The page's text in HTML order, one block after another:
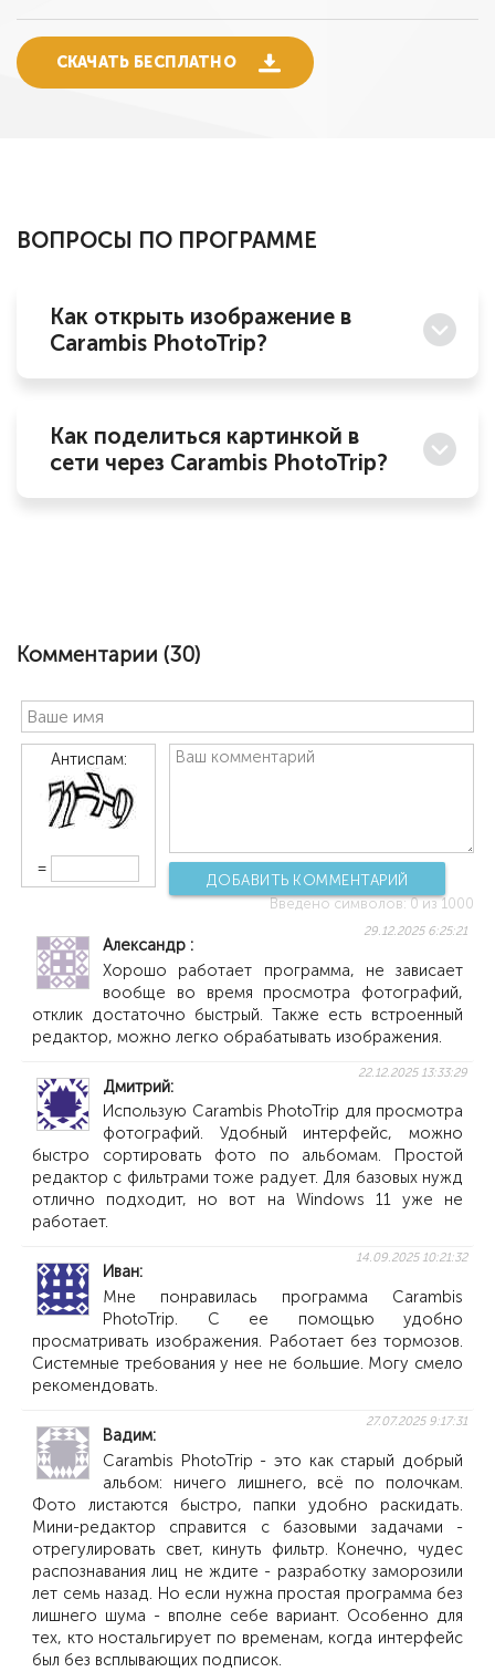
СКАЧАТЬ БЕСПЛАТНО
ВОПРОСЫ ПО ПРОГРАММЕ
Как открыть изображение в
Carambis PhotoTrip?
Как поделиться картинкой в
сети через Carambis PhotoTrip?
Комментарии (30)
Антиспам:
=
ДОБАВИТЬ КОММЕНТАРИЙ
Введено символов:0из 1000
Александр
29.12.2025 6:25:21
Хорошо работает программа, не зависает
вообще во время просмотра фотографий,
отклик достаточно быстрый. Также есть встроенный
редактор, можно легко обрабатывать изображения.
Дмитрий
22.12.2025 13:33:29
Использую Carambis PhotoTrip для просмотра
фотографий. Удобный интерфейс, можно
быстро сортировать фото по альбомам. Простой
редактор с фильтрами тоже радует. Для базовых нужд
отлично подходит, но вот на Windows 11 уже не
работает.
Иван
14.09.2025 10:21:32
Мне понравилась программа Carambis
PhotoTrip. С ее помощью удобно
просматривать изображения. Работает без тормозов.
Системные требования у нее не большие. Могу смело
рекомендовать.
Вадим
27.07.2025 9:17:31
Carambis PhotoTrip - это как старый добрый
альбом: ничего лишнего, всё по полочкам.
Фото листаются быстро, папки удобно раскидать.
Мини-редактор справится с базовыми задачами -
отрегулировать свет, кинуть фильтр. Конечно, чудес
распознавания лиц не ждите - разработку заморозили
лет семь назад. Но если нужна простая программа без
лишнего шума - вполне себе вариант. Особенно для
тех, кто ностальгирует по временам, когда интерфейс
был без всплывающих подписок.